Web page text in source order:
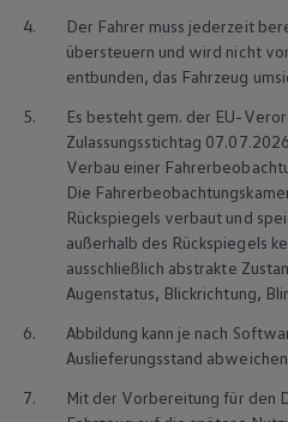
4.
Der Fahrer muss jederzeit
übersteuern und wird nicht
entbunden, das Fahrzeug
5.
Es besteht gem. der EU-
Zulassungsstichtag
Verbau einer
Die
Rückspiegels verbaut und
außerhalb des Rückspiegels
ausschließlich abstrakte
Augenstatus, Blickrichtung,
6.
Abbildung kann je nach
Auslieferungsstand
7.
Mit der Vorbereitung für den